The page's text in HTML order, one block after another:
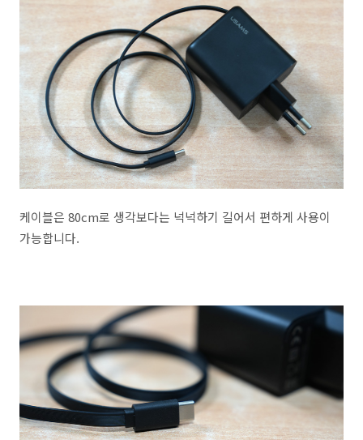
케이블은 80cm로 생각보다는 넉넉하기 길어서 편하게 사용이
가능합니다.